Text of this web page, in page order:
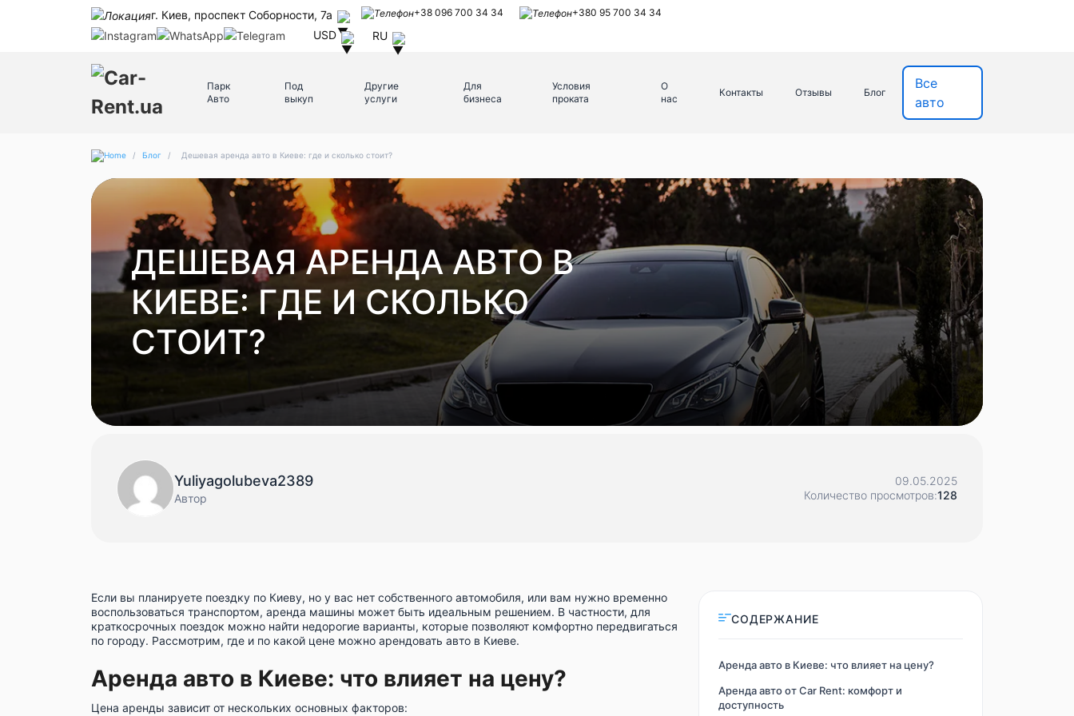
г. Киев, проспект Соборности, 7а +38 096 700 34 34 +380 95 700 34 34
USD RU
Парк
Авто
Под
выкуп
Другие
услуги
Для
бизнеса
Условия
проката
О
нас
Контакты Отзывы Блог
Все
авто
/ Блог / Дешевая аренда авто в Киеве: где и сколько стоит?
ДЕШЕВАЯ АРЕНДА АВТО В
КИЕВЕ: ГДЕ И СКОЛЬКО
СТОИТ?
Yuliyagolubeva2389
Автор
09.05.2025
Количество просмотров:128
СОДЕРЖАНИЕ
Аренда авто в Киеве: что влияет на цену?
Аренда авто от Car Rent: комфорт и
доступность
Если вы планируете поездку по Киеву, но у вас нет собственного автомобиля, или вам нужно временно
воспользоваться транспортом, аренда машины может быть идеальным решением. В частности, для
краткосрочных поездок можно найти недорогие варианты, которые позволяют комфортно передвигаться
по городу. Рассмотрим, где и по какой цене можно арендовать авто в Киеве.
Аренда авто в Киеве: что влияет на цену?
Цена аренды зависит от нескольких основных факторов: